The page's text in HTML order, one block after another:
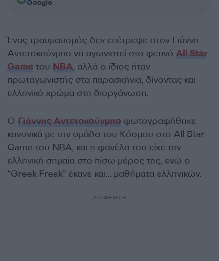
Google
Ένας τραυματισμός δεν επέτρεψε στον Γιάννη
Αντετοκούνμπο να αγωνιστεί στο φετινό All Star
Game του NBA, αλλά ο ίδιος ήταν
πρωταγωνιστής στα παρασκήνια, δίνοντας και
ελληνικό χρώμα στη διοργάνωση.
Ο Γιάννης Αντετοκούνμπο φωτογραφήθηκε
κανονικά με την ομάδα του Κόσμου στο All Star
Game του NBA, και η φανέλα του είχε την
ελληνική σημαία στο πίσω μέρος της, ενώ ο
“Greek Freak” έκανε και… μαθήματα ελληνικών.
ΔΙΑΦΗΜΙΣΗ